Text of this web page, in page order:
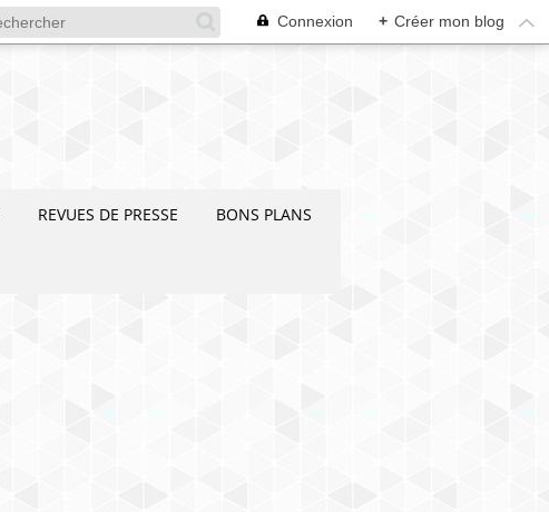
Connexion + Créer mon blog
REVUES DE PRESSE BONS PLANS